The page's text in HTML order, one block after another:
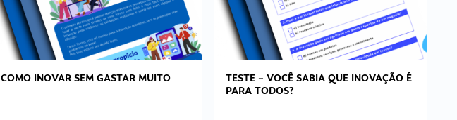
COMO INOVAR SEM GASTAR MUITO
TESTE – VOCÊ SABIA QUE INOVAÇÃO É
PARA TODOS?